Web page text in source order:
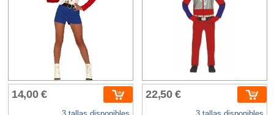
14,00 € 22,50 €